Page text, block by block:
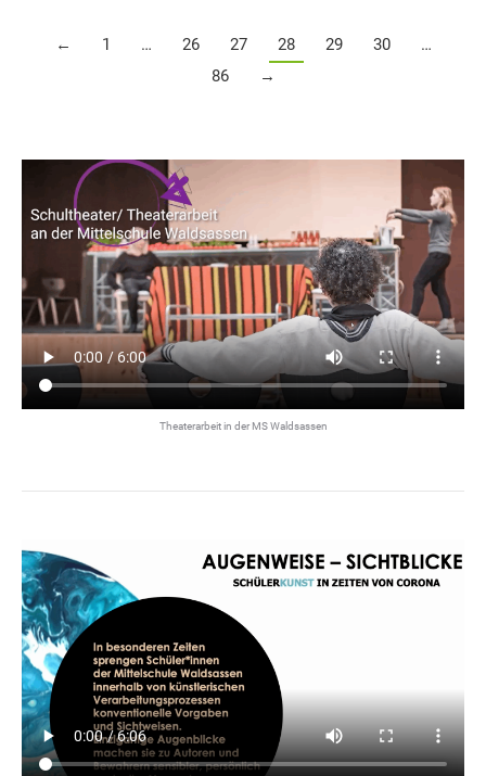
← 1 … 26 27 28 29 30
…
86
→
Theaterarbeit in der MS Waldsassen